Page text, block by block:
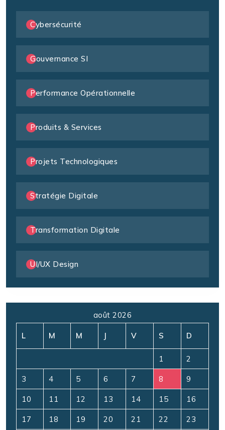
Cybersécurité
Gouvernance SI
Performance Opérationnelle
Produits & Services
Projets Technologiques
Stratégie Digitale
Transformation Digitale
UI/UX Design
août 2026
L M M J V S D
1 2
3 4 5 6 7 8 9
10 11 12 13 14 15 16
17 18 19 20 21 22 23